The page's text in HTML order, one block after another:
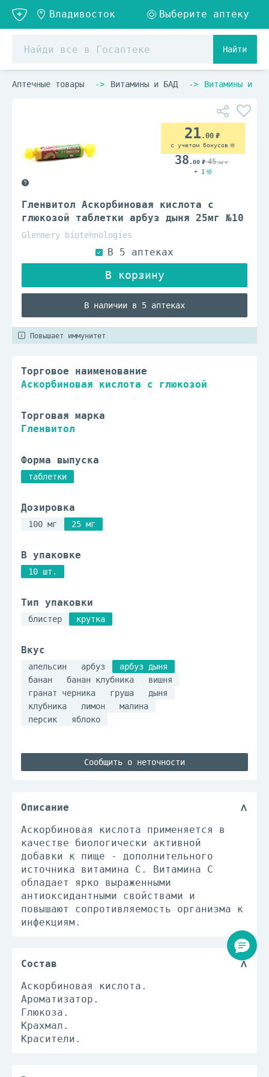
Найти
Аптечные товары Витамины и БАД Витамины и
Гленвитол Аскорбиновая кислота с
глюкозой таблетки арбуз дыня 25мг №10
Glenmery biotehnologies
В наличии в 5 аптеках
21.00
с учетом бонусов
38 .00 45.00
+ 1
Повышает иммунитет
Торговое наименование
Аскорбиновая кислота с глюкозой
Торговая марка
Гленвитол
Форма выпуска
таблетки
Дозировка
100 мг 25 мг
В упаковке
10 шт.
Тип упаковки
блистер крутка
Вкус
апельсин арбуз
арбуз дыня
банан
банан клубника
вишня
гранат черника
груша
дыня
клубника
лимон
малина
персик
яблоко
Сообщить о неточности
Описание
Аскорбиновая кислота применяется в
качестве биологически активной
добавки к пище - дополнительного
источника витамина С. Витамина С
обладает ярко выраженными
антиоксидантными свойствами и
повышают сопротивляемость организма к
инфекциям.
Состав
Аскорбиновая кислота.
Ароматизатор.
Глюкоза.
Крахмал.
Красители.